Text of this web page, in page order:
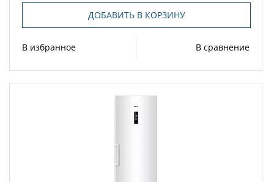
ДОБАВИТЬ В КОРЗИНУ
В избранное В сравнение